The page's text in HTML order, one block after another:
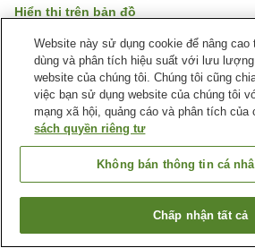
Hiển thị trên bản đồ
Rất tốt Đánh giá:175 lượt
Tiện nghi chỗ nghỉ
Bãi đỗ xe
Spa /
Hồ bơi
Trang chủ Nhật Bản Tỉnh Okinawa
Hotel Locus (Miyakojima)
Tìm phòng trống
Website này sử dụng cookie để nâng cao
dùng và phân tích hiệu suất với lưu
website của chúng tôi. Chúng tôi cũng
việc bạn sử dụng website của chúng tôi
mạng xã hội, quảng cáo và phân tích của
sách quyền riêng tư
Không bán thông tin cá
Chấp nhận tất cả